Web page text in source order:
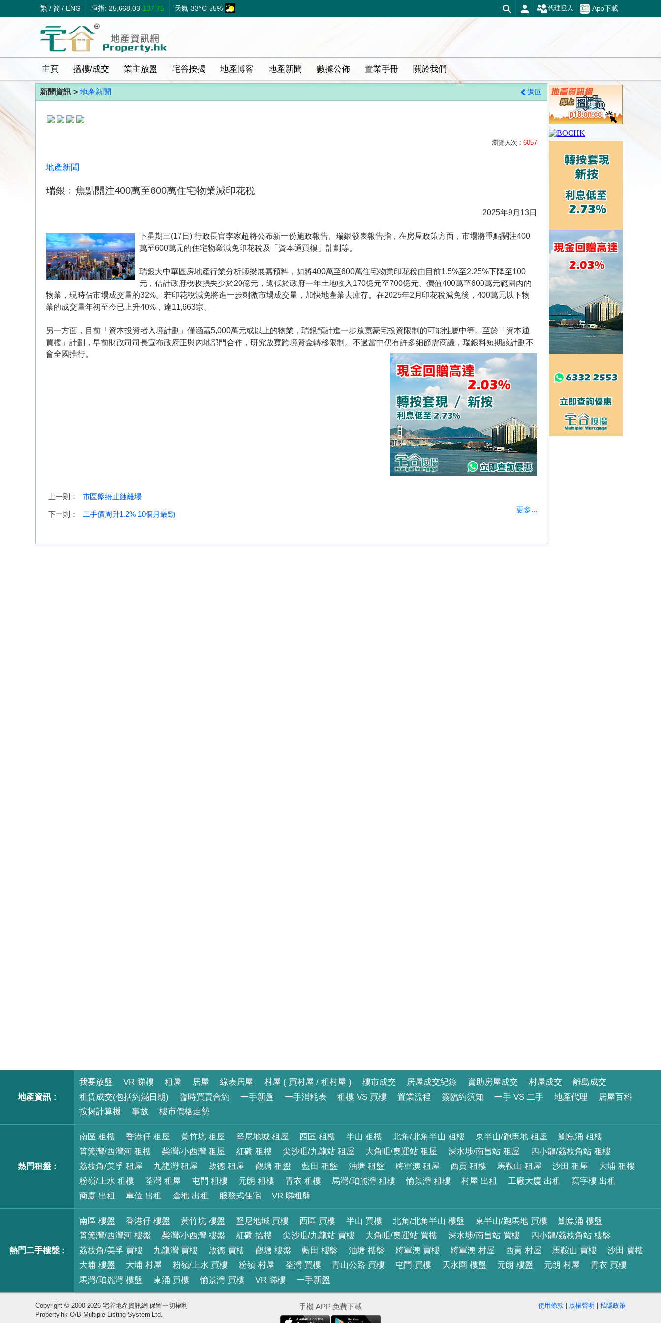
繁 / 简 / ENG 恒指: 25,668.03 137.75 天氣 33°C 55% App下載
代理登入
主頁 搵樓/成交 業主放盤 宅谷按揭 地產博客 地產新聞 數據公佈 置業手冊 關於我們
新聞資訊 > 地產新聞 返回
瀏覽人次 : 6057
地產新聞
瑞銀﹕焦點關注400萬至600萬住宅物業減印花稅
2025年9月13日
下星期三(17日) 行政長官李家超將公布新一份施政報告。瑞銀發表報告指，在房屋政策方面，市場將重點關注400
萬至600萬元的住宅物業減免印花稅及「資本通買樓」計劃等。
瑞銀大中華區房地產行業分析師梁展嘉預料，如將400萬至600萬住宅物業印花稅由目前1.5%至2.25%下降至100
元，估計政府稅收損失少於20億元，遠低於政府一年土地收入170億元至700億元。價值400萬至600萬元範圍內的
物業，現時佔市場成交量的32%。若印花稅減免將進一步刺激市場成交量，加快地產業去庫存。在2025年2月印花稅減免後，400萬元以下物
業的成交量年初至今已上升40%，達11,663宗。
另一方面，目前「資本投資者入境計劃」僅涵蓋5,000萬元或以上的物業，瑞銀預計進一步放寬豪宅投資限制的可能性屬中等。至於「資本通
買樓」計劃，早前財政司司長宣布政府正與內地部門合作，研究放寬跨境資金轉移限制。不過當中仍有許多細節需商議，瑞銀料短期該計劃不
會全國推行。
上一則： 市區盤紛止蝕離場
下一則： 二手價周升1.2% 10個月最勁
更多...
地產資訊 :
我要放盤 VR 睇樓 租屋 居屋 綠表居屋 村屋 ( 買村屋 / 租村屋 ) 樓市成交 居屋成交紀錄 資助房屋成交 村屋成交
離島成交
租賃成交(包括約滿日期)
臨時買賣合約 一手新盤 一手消耗表 租樓 VS 買樓 置業流程 簽臨約須知 一手 VS 二手 地產代理
居屋百科
按揭計算機
事故 樓市價格走勢
熱門租盤 :
南區 租樓 香港仔 租屋 黃竹坑 租屋 堅尼地城 租屋 西區 租樓 半山 租樓 北角/北角半山 租樓 東半山/跑馬地 租屋
鰂魚涌 租樓
筲箕灣/西灣河 租樓
柴灣/小西灣 租屋 紅磡 租樓 尖沙咀/九龍站 租屋 大角咀/奧運站 租屋 深水埗/南昌站 租屋
四小龍/荔枝角站 租樓
荔枝角/美孚 租屋
九龍灣 租屋 啟德 租屋 觀塘 租盤 藍田 租盤 油塘 租盤 將軍澳 租屋 西貢 租樓 馬鞍山 租屋 沙田 租屋
大埔 租樓
粉嶺/上水 租樓
荃灣 租屋 屯門 租樓 元朗 租樓 青衣 租樓 馬灣/珀麗灣 租樓 愉景灣 租樓 村屋 出租 工廠大廈 出租
寫字樓 出租
商廈 出租
車位 出租 倉地 出租 服務式住宅 VR 睇租盤
熱門二手樓盤 :
南區 樓盤 香港仔 樓盤 黃竹坑 樓盤 堅尼地城 買樓 西區 買樓 半山 買樓 北角/北角半山 樓盤 東半山/跑馬地 買樓
鰂魚涌 樓盤
筲箕灣/西灣河 樓盤
柴灣/小西灣 樓盤 紅磡 搵樓 尖沙咀/九龍站 買樓 大角咀/奧運站 買樓 深水埗/南昌站 買樓
四小龍/荔枝角站 樓盤
荔枝角/美孚 買樓
九龍灣 買樓 啟德 買樓 觀塘 樓盤 藍田 樓盤 油塘 樓盤 將軍澳 買樓 將軍澳 村屋 西貢 村屋 馬鞍山 買樓
沙田 買樓
大埔 樓盤
大埔 村屋 粉嶺/上水 買樓 粉嶺 村屋 荃灣 買樓 青山公路 買樓 屯門 買樓 天水圍 樓盤 元朗 樓盤 元朗 村屋
青衣 買樓
馬灣/珀麗灣 樓盤
東涌 買樓 愉景灣 買樓 VR 睇樓 一手新盤
Copyright © 2000-2026 宅谷地產資訊網 保留一切權利
Property.hk O/B Multiple Listing System Ltd.
手機 APP 免費下載 使用條款 | 版權聲明 | 私隱政策